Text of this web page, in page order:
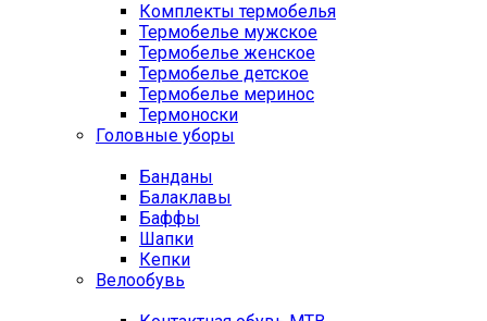
Комплекты термобелья
Термобелье мужское
Термобелье женское
Термобелье детское
Термобелье меринос
Термоноски
Головные уборы
Банданы
Балаклавы
Баффы
Шапки
Кепки
Велообувь